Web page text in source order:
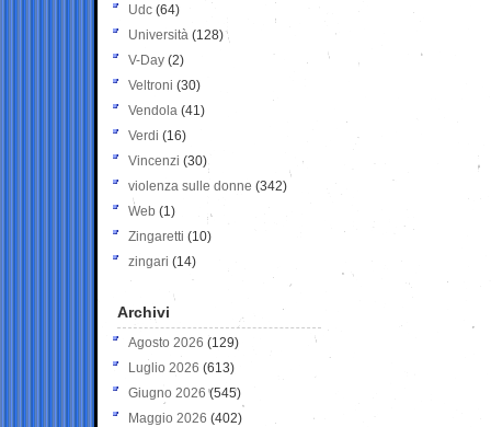
Udc (64)
Università (128)
V-Day (2)
Veltroni (30)
Vendola (41)
Verdi (16)
Vincenzi (30)
violenza sulle donne (342)
Web (1)
Zingaretti (10)
zingari (14)
Archivi
Agosto 2026 (129)
Luglio 2026 (613)
Giugno 2026 (545)
Maggio 2026 (402)